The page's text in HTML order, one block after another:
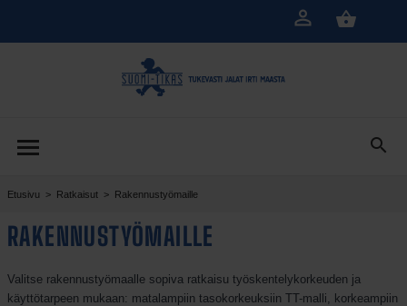
Etusivu > Ratkaisut > Rakennustyömaille
RAKENNUSTYÖMAILLE
Valitse rakennustyömaalle sopiva ratkaisu työskentelykorkeuden ja
käyttötarpeen mukaan: matalampiin tasokorkeuksiin TT-malli, korkeampiin